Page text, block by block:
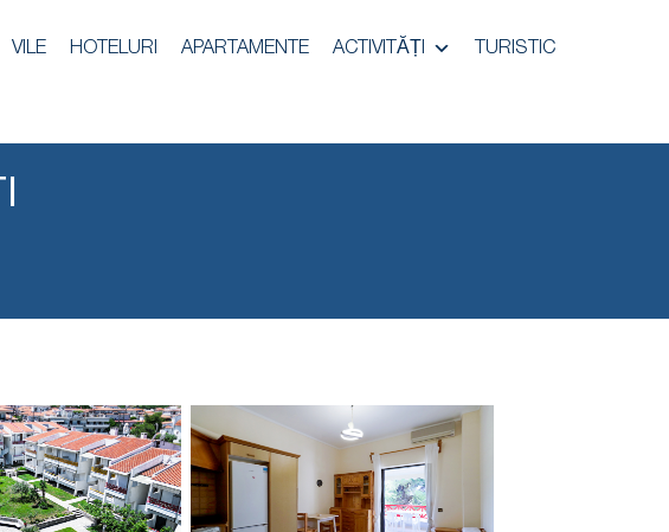
VILE HOTELURI APARTAMENTE ACTIVITĂȚI TURISTIC